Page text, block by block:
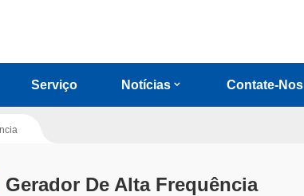
Serviço Notícias Contate-Nos
Gerador De Alta Frequência